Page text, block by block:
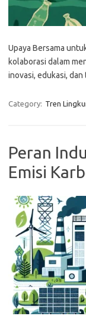
Upaya Bersama
kolaborasi dalam
inovasi, edukasi,
Category: Tren
Peran
Emisi